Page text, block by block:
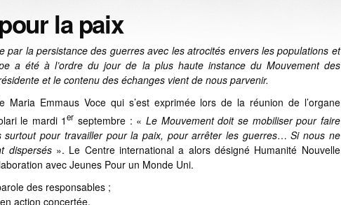
la paix
par la persistance des guerres avec les atrocités envers les populations et
a été à l’ordre du jour de la plus haute instance du Mouvement des
et le contenu des échanges vient de nous parvenir.
Maria Emmaus Voce qui s’est exprimée lors de la réunion de l’organe
le mardi 1er septembre : « Le Mouvement doit se mobiliser pour faire
pour travailler pour la paix, pour arrêter les guerres…Si nous ne
dispersés». Le Centre international a alors désigné Humanité Nouvelle
avec Jeunes Pour un Monde Uni.
des responsables ;
action concertée.